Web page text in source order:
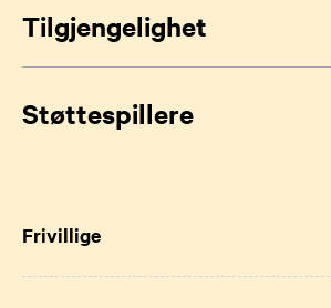
Tilgjengelighet
Støttespillere
Frivillige